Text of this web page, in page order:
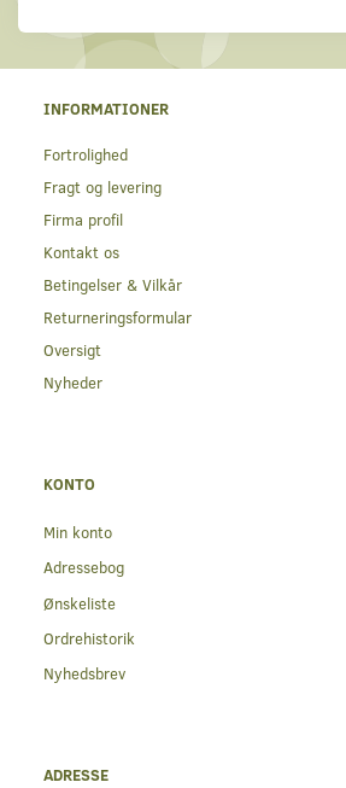
INFORMATIONER
Fortrolighed
Fragt og levering
Firma profil
Kontakt os
Betingelser & Vilkår
Returneringsformular
Oversigt
Nyheder
KONTO
Min konto
Adressebog
Ønskeliste
Ordrehistorik
Nyhedsbrev
ADRESSE